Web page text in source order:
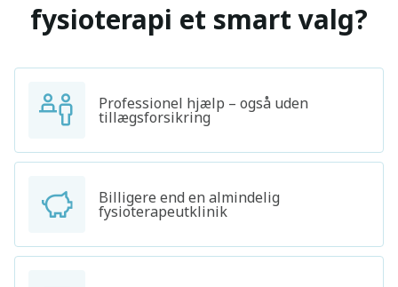
Søg
fysioterapi et smart valg?
Professionel hjælp – også uden
tillægsforsikring
Billigere end en almindelig
fysioterapeutklinik